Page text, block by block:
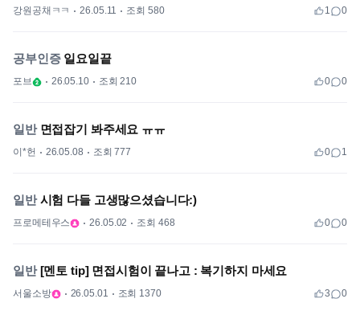
강원공채ㅋㅋ 26.05.11 조회 580 1 0
공부인증일요일끝
포브 26.05.10 조회 210 0 0
일반면접잡기 봐주세요 ㅠㅠ
이*헌 26.05.08 조회 777 0 1
일반시험 다들 고생많으셨습니다:)
프로메테우스 26.05.02 조회 468 0 0
일반[멘토 tip] 면접시험이 끝나고 : 복기하지 마세요
서울소방 26.05.01 조회 1370 3 0